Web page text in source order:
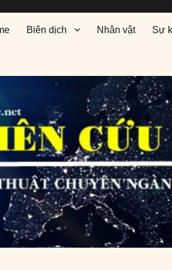
Biên dịch Nhân vật Sự